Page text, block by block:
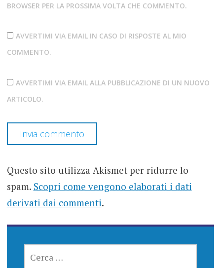
BROWSER PER LA PROSSIMA VOLTA CHE COMMENTO.
AVVERTIMI VIA EMAIL IN CASO DI RISPOSTE AL MIO
COMMENTO.
AVVERTIMI VIA EMAIL ALLA PUBBLICAZIONE DI UN NUOVO
ARTICOLO.
Questo sito utilizza Akismet per ridurre lo
spam. Scopri come vengono elaborati i dati
derivati dai commenti.
PER: